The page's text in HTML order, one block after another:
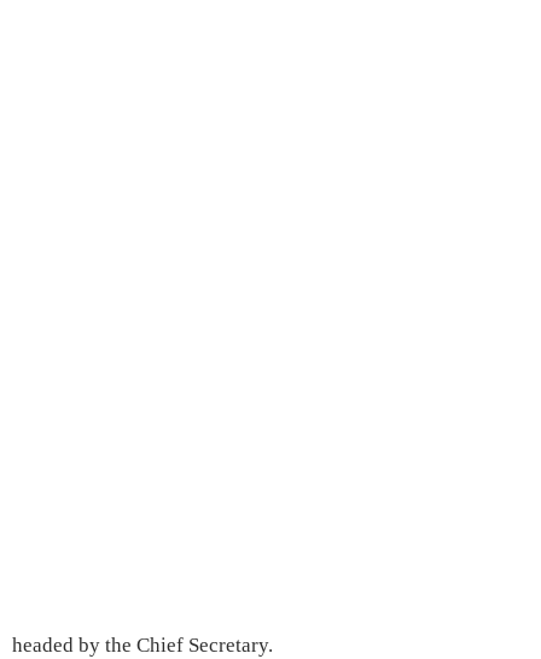
headed by the Chief Secretary.